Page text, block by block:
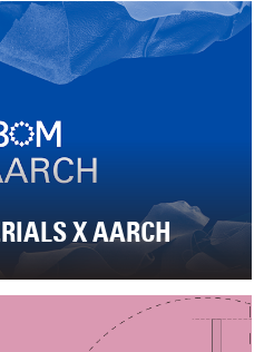
X AARCH